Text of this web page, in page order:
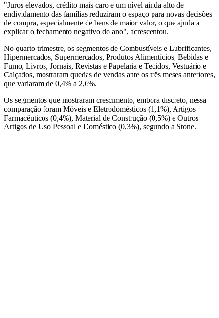
"Juros elevados, crédito ⁠mais caro e um nível ainda alto de
endividamento das famílias reduziram o espaço para novas decisões
de compra, especialmente de bens de maior valor, o que ajuda a
explicar o fechamento negativo do ano", acrescentou.
No quarto trimestre, os segmentos de Combustíveis e Lubrificantes,
Hipermercados, Supermercados, Produtos Alimentícios, ⁠Bebidas e
Fumo, Livros, Jornais, Revistas e Papelaria e Tecidos, Vestuário e
Calçados, mostraram quedas de vendas ante os três meses ⁠anteriores,
que variaram de 0,4% a 2,6%.
Os segmentos que mostraram crescimento, embora discreto, nessa
comparação foram Móveis e Eletrodomésticos (1,1%), Artigos
Farmacêuticos (0,4%), Material de Construção (0,5%) e Outros
Artigos de Uso Pessoal e Doméstico (0,3%), segundo a Stone.